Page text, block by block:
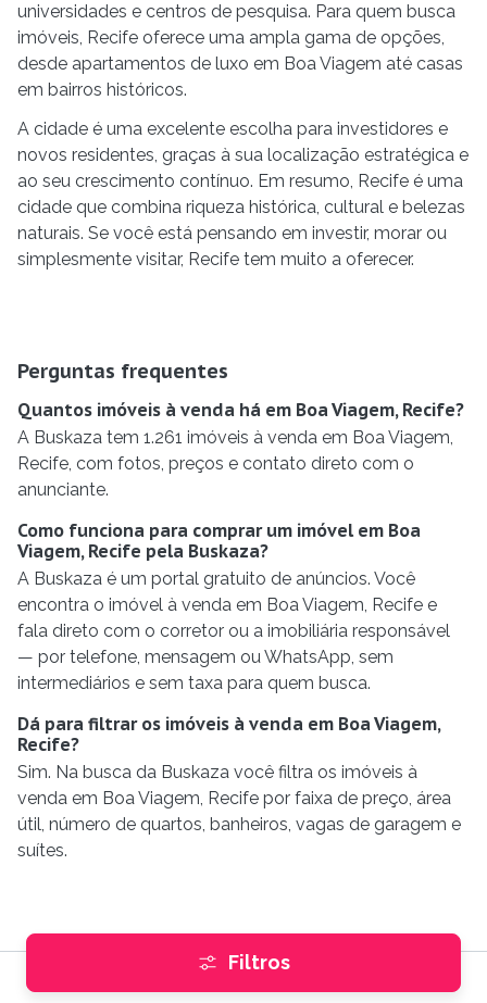
Filtros
universidades e centros de pesquisa. Para quem busca
imóveis, Recife oferece uma ampla gama de opções,
desde apartamentos de luxo em Boa Viagem até casas
em bairros históricos.
A cidade é uma excelente escolha para investidores e
novos residentes, graças à sua localização estratégica e
ao seu crescimento contínuo. Em resumo, Recife é uma
cidade que combina riqueza histórica, cultural e belezas
naturais. Se você está pensando em investir, morar ou
simplesmente visitar, Recife tem muito a oferecer.
Perguntas frequentes
Quantos imóveis à venda há em Boa Viagem, Recife?
A Buskaza tem 1.261 imóveis à venda em Boa Viagem,
Recife, com fotos, preços e contato direto com o
anunciante.
Como funciona para comprar um imóvel em Boa
Viagem, Recife pela Buskaza?
A Buskaza é um portal gratuito de anúncios. Você
encontra o imóvel à venda em Boa Viagem, Recife e
fala direto com o corretor ou a imobiliária responsável
— por telefone, mensagem ou WhatsApp, sem
intermediários e sem taxa para quem busca.
Dá para filtrar os imóveis à venda em Boa Viagem,
Recife?
Sim. Na busca da Buskaza você filtra os imóveis à
venda em Boa Viagem, Recife por faixa de preço, área
útil, número de quartos, banheiros, vagas de garagem e
suítes.